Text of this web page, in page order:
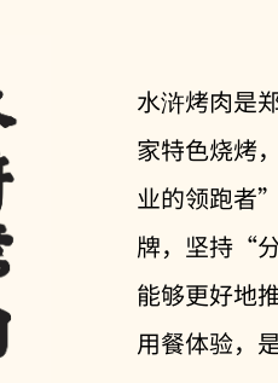
水浒烤肉是
家特色烧烤
业的领跑者
牌，坚持“
能够更好地
用餐体验，